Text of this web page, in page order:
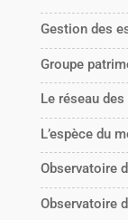
Gestion des
Groupe
Le réseau
L’espèce du
Observatoire
Observatoire